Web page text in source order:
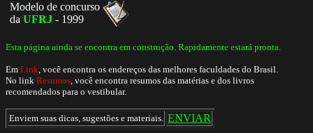
Modelo de concurso
da UFRJ - 1999
Esta página ainda se encontra em construção. Rapidamente estará pronta.
Em Link, você encontra os endereços das melhores faculdades do Brasil.
No link Resumos, você encontra resumos das matérias e dos livros
recomendados para o vestibular.
Enviem suas dicas, sugestões e materiais. ENVIAR